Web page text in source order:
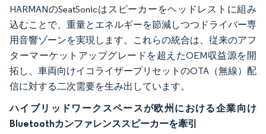
HARMANのSeatSonicはスピーカーをヘッドレストに組み
込むことで、重量とエネルギーを節減しつつドライバー専
用音響ゾーンを実現します。これらの統合は、従来のアフ
ターマーケットアップグレードを超えたOEM収益源を開
拓し、車両向けイコライザープリセットのOTA（無線）配
信に対する二次需要を生み出しています。
ハイブリッドワークスペースが欧州における企業向け
Bluetoothカンファレンススピーカーを牽引